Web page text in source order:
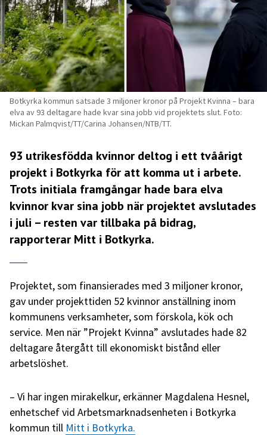
Botkyrka kommun satsade 3 miljoner kronor på Projekt Kvinna – bara
elva av 93 deltagare hade kvar sina jobb vid projektets slut. Foto:
Mickan Palmqvist/TT/Carina Johansen/NTB/TT.
93 utrikesfödda kvinnor deltog i ett tvåårigt
projekt i Botkyrka för att komma ut i arbete.
Trots initiala framgångar hade bara elva
kvinnor kvar sina jobb när projektet avslutades
i juli – resten var tillbaka på bidrag,
rapporterar Mitt i Botkyrka.
Projektet, som finansierades med 3 miljoner kronor,
gav under projekttiden 52 kvinnor anställning inom
kommunens verksamheter, som förskola, kök och
service. Men när ”Projekt Kvinna” avslutades hade 82
deltagare återgått till ekonomiskt bistånd eller
arbetslöshet.
– Vi har ingen mirakelkur, erkänner Magdalena Hesnel,
enhetschef vid Arbetsmarknadsenheten i Botkyrka
kommun till Mitt i Botkyrka.